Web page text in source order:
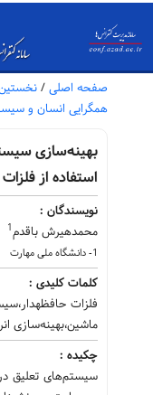
صفحه اصلی /
همگرایی انسان و
بهینه‌سازی
استفاده از
نویسندگان :
محمدهیرش باقدم1
1- دانشگاه ملی مهارت
کلمات کلیدی :
فلزات
ماشین،بهینه‌سازی
چکیده :
سیستم‌های تعلیق